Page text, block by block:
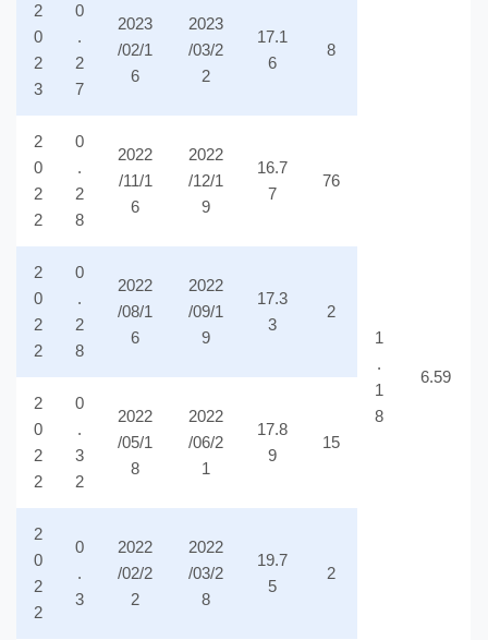
2
0
2
3
0
.
2
7
2023
/02/1
6
2023
/03/2
2
17.1
6
8
2
0
2
2
0
.
2
8
2022
/11/1
6
2022
/12/1
9
16.7
7
76
1
.
1
8
6.59
2
0
2
2
0
.
2
8
2022
/08/1
6
2022
/09/1
9
17.3
3
2
2
0
2
2
0
.
3
2
2022
/05/1
8
2022
/06/2
1
17.8
9
15
2
0
2
2
0
.
3
2022
/02/2
2
2022
/03/2
8
19.7
5
2